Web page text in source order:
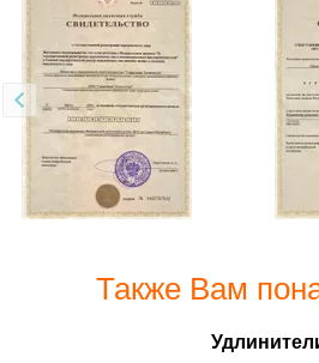
Также Вам